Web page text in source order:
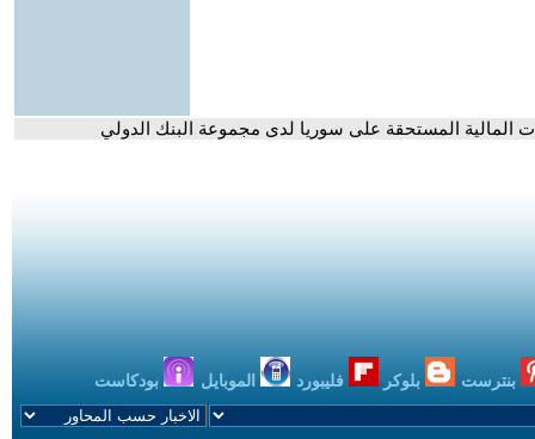
المالية المستحقة على سوريا لدى مجموعة البنك الدولي
بنترست بلوكر فليبورد الموبايل بودكاست